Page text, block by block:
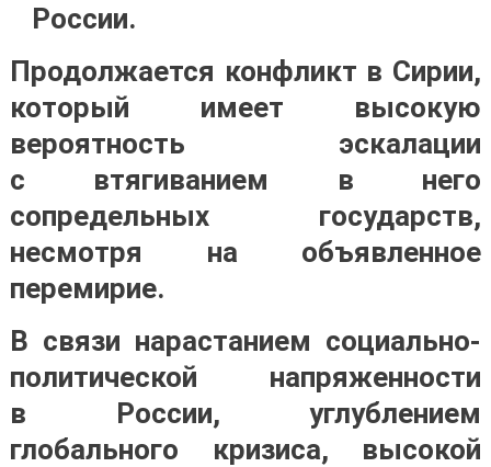
России.
Продолжается конфликт в Сирии,
который имеет высокую
вероятность эскалации
с втягиванием в него
сопредельных государств,
несмотря на объявленное
перемирие.
В связи нарастанием социально-
политической напряженности
в России, углублением
глобального кризиса, высокой